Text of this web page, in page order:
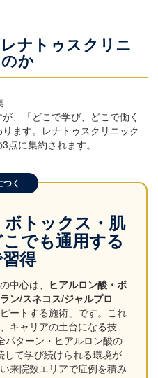
ナトゥスクリニ
か
、「どこで学び、どこで働く
ます。レナトゥスクリニック
点に集約されます。
く
ボトックス・肌
でも通用する
得
中心は、 ヒアルロン酸・ボ
ン/スネコス/ジャルプロ
ートする施術」です。これ
キャリアの土台になる技
パターン・ヒアルロン酸の
て学び続けられる環境が
来院数エリアで症例を積み